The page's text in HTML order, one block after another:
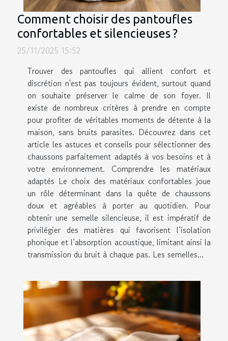
Comment choisir des pantoufles
confortables et silencieuses ?
25/11/2025 15:52
Trouver des pantoufles qui allient confort et
discrétion n'est pas toujours évident, surtout quand
on souhaite préserver le calme de son foyer. Il
existe de nombreux critères à prendre en compte
pour profiter de véritables moments de détente à la
maison, sans bruits parasites. Découvrez dans cet
article les astuces et conseils pour sélectionner des
chaussons parfaitement adaptés à vos besoins et à
votre environnement. Comprendre les matériaux
adaptés Le choix des matériaux confortables joue
un rôle déterminant dans la quête de chaussons
doux et agréables à porter au quotidien. Pour
obtenir une semelle silencieuse, il est impératif de
privilégier des matières qui favorisent l’isolation
phonique et l’absorption acoustique, limitant ainsi la
transmission du bruit à chaque pas. Les semelles...